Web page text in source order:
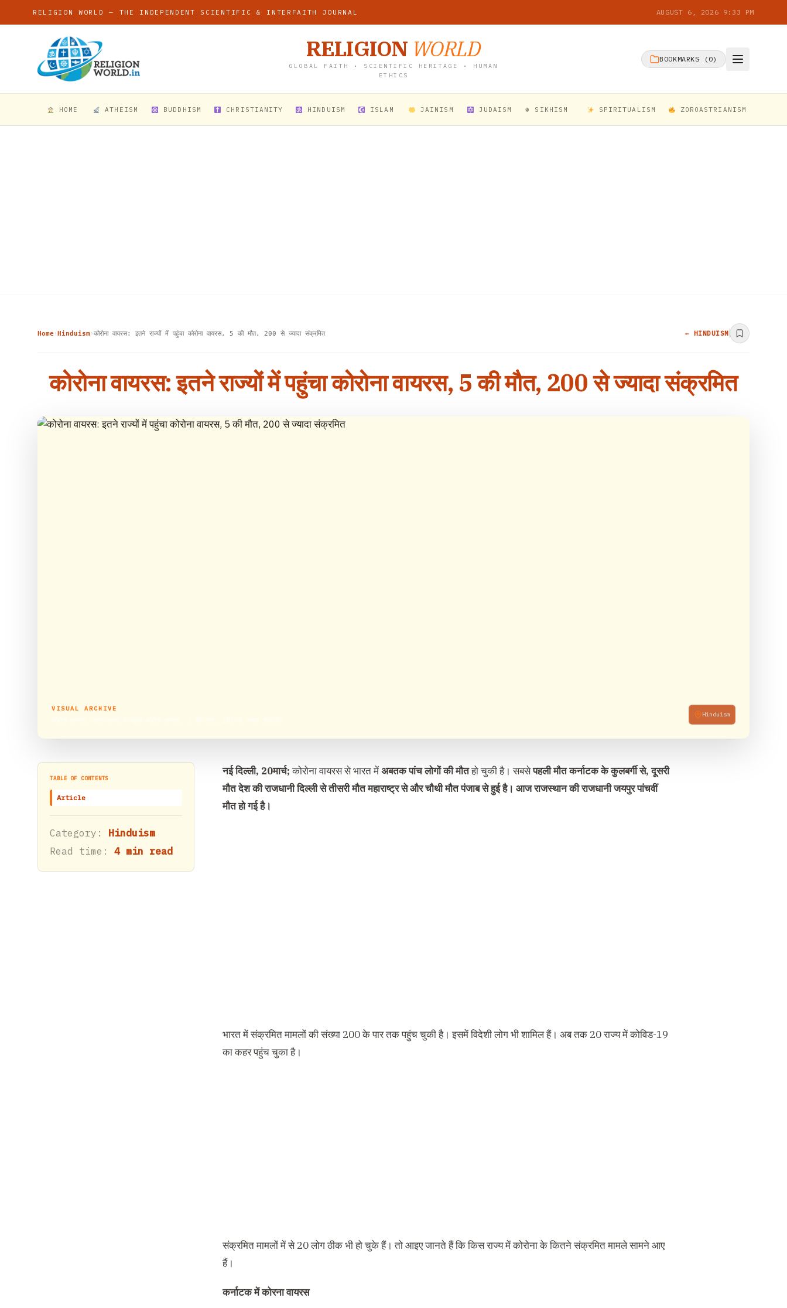
RELIGION WORLD — THE INDEPENDENT SCIENTIFIC & INTERFAITH JOURNAL AUGUST 6, 2026 9:33 PM
RELIGION WORLD
GLOBAL FAITH • SCIENTIFIC HERITAGE • HUMAN
ETHICS
BOOKMARKS ( 0)
HOME ATHEISM BUDDHISM CHRISTIANITY HINDUISM ISLAM JAINISM JUDAISM ☬ SIKHISM SPIRITUALISM ZOROASTRIANISM
Home›Hinduism›कोरोना वायरस: इतने राज्यों में पहुंचा कोरोना वायरस, 5 की मौत, 200 से ज्यादा संक्रमित ← HINDUISM
कोरोना वायरस: इतने राज्यों में पहुंचा कोरोना वायरस, 5 की मौत, 200 से ज्यादा संक्रमित
VISUAL ARCHIVE
Hinduism
TABLE OF CONTENTS
Article
Category: Hinduism
Read time: 4 min read
नई दिल्ली, 20मार्च;कोरोना वायरस से भारत मेंअबतक पांच लोगों की मौतहो चुकी है। सबसेपहली मौत कर्नाटक के कुलबर्गी से, दूसरी
मौत देश की राजधानी दिल्ली से तीसरी मौत महाराष्ट्र से और चौथी मौत पंजाब से हुई है। आज राजस्थान की राजधानी जयपुर पांचवीं
मौत हो गई है।
भारत में संक्रमित मामलों की संख्या 200 के पार तक पहुंच चुकी है। इसमें विदेशी लोग भी शामिल हैं। अब तक 20 राज्य में कोविड-19
का कहर पहुंच चुका है।
संक्रमित मामलों में से 20 लोग ठीक भी हो चुके हैं। तो आइए जानते हैं कि किस राज्य में कोरोना के कितने संक्रमित मामले सामने आए
हैं।
कर्नाटक में कोरना वायरस